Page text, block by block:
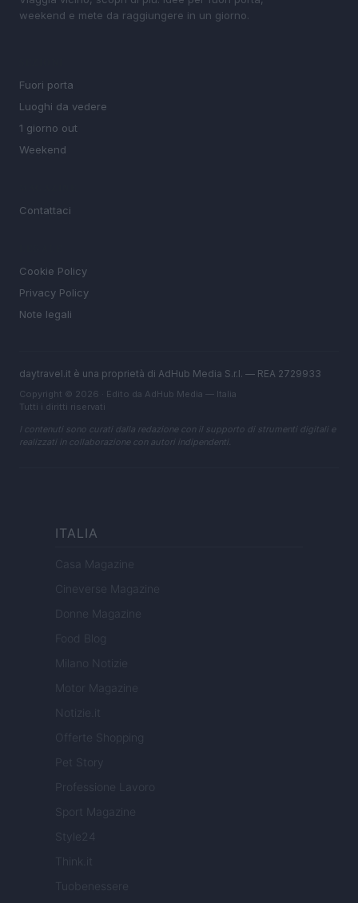
weekend e mete da raggiungere in un giorno.
Fuori porta
Luoghi da vedere
1 giorno out
Weekend
Contattaci
Cookie Policy
Privacy Policy
Note legali
daytravel.it è una proprietà di AdHub Media S.r.l. — REA 2729933
Copyright © 2026 · Edito da AdHub Media — Italia
Tutti i diritti riservati
I contenuti sono curati dalla redazione con il supporto di strumenti digitali e
realizzati in collaborazione con autori indipendenti.
ITALIA
Casa Magazine
Cineverse Magazine
Donne Magazine
Food Blog
Milano Notizie
Motor Magazine
Notizie.it
Offerte Shopping
Pet Story
Professione Lavoro
Sport Magazine
Style24
Think.it
Tuobenessere